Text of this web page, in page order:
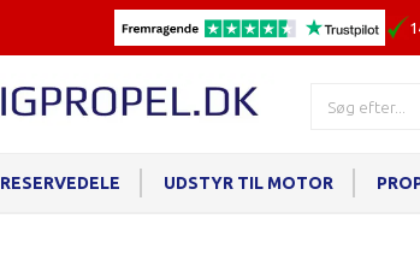
RESERVEDELE UDSTYR TIL MOTOR